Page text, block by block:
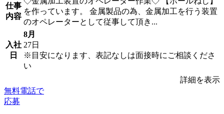
仕事
内容
を作っています。 金属製品の為、金属加工を行う装置
のオペレーターとして従事して頂き...
入社
日
8月
27日
※目安になります、表記なしは面接時にご相談くださ
い
詳細を表示
無料電話で
応募